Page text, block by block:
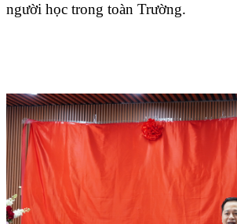
người học trong toàn Trường.